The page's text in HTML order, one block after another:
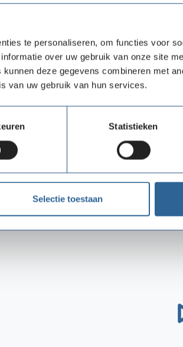
te personaliseren, om functies voor
over uw gebruik van onze site
deze gegevens combineren met
van uw gebruik van hun services.
Statistieken
Selectie toestaan